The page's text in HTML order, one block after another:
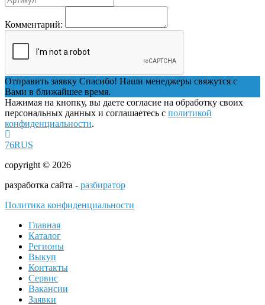
Комментарий:
Отправить заявку Спасибо! Наши менеджеры свяжутся с
Вами в ближайшее время.
Нажимая на кнопку, вы даете согласие на обработку своих
персональных данных и соглашаетесь с политикой
конфиденциальности.
76RUS
copyright © 2026
разработка сайта - разбиратор
Политика конфиденциальности
Главная
Каталог
Регионы
Выкуп
Контакты
Сервис
Вакансии
Заявки